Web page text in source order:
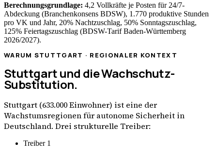
Berechnungsgrundlage: 4,2 Vollkräfte je Posten für 24/7-
Abdeckung (Branchenkonsens BDSW), 1.770 produktive Stunden
pro VK und Jahr, 20% Nachtzuschlag, 50% Sonntagszuschlag,
125% Feiertagszuschlag (BDSW-Tarif Baden-Württemberg
2026/2027).
WARUM STUTTGART · REGIONALER KONTEXT
Stuttgartund die Wachschutz-
Substitution.
Stuttgart (633.000Einwohner) ist eine der
Wachstumsregionen für autonome Sicherheit in
Deutschland. Drei strukturelle Treiber:
Treiber 1